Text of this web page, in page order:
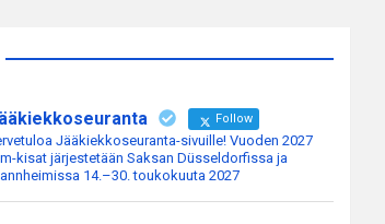
Follow
Jääkiekkoseuranta-sivuille! Vuoden 2027
kisat järjestetään Saksan Düsseldorfissa ja
14.–30. toukokuuta 2027